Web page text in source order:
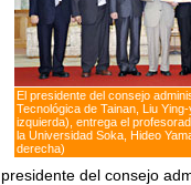
El presidente del consejo
Tecnológica de Tainan, Liu
izquierda), entrega el
la Universidad Soka, Hideo
derecha)
presidente del consejo